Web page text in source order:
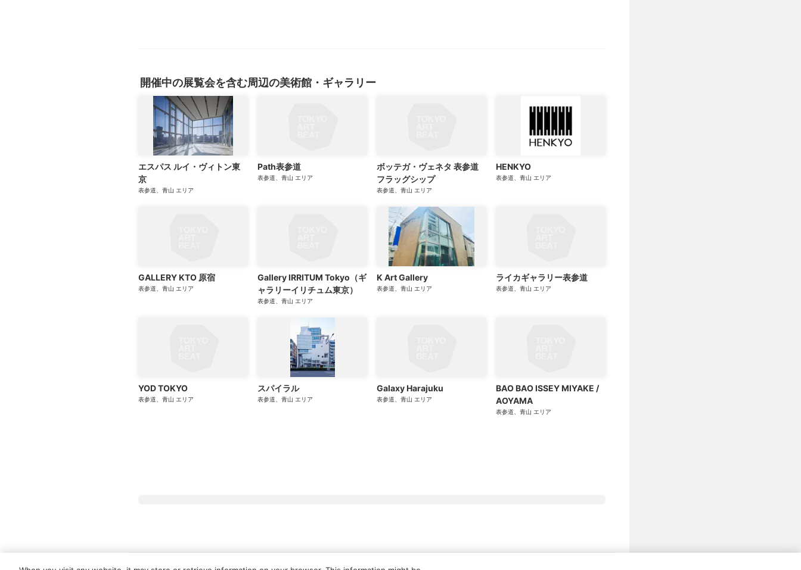
開催中の展覧会を含む周辺の美術館・ギャラリー
エスパス ルイ・ヴィトン東
京
表参道、青山 エリア
Path表参道
表参道、青山 エリア
ボッテガ・ヴェネタ 表参道
フラッグシップ
表参道、青山 エリア
HENKYO
表参道、青山 エリア
GALLERY KTO 原宿
表参道、青山 エリア
Gallery IRRITUM Tokyo（ギ
ャラリーイリチュム東京）
表参道、青山 エリア
K Art Gallery
表参道、青山 エリア
ライカギャラリー表参道
表参道、青山 エリア
YOD TOKYO
表参道、青山 エリア
スパイラル
表参道、青山 エリア
Galaxy Harajuku
表参道、青山 エリア
BAO BAO ISSEY MIYAKE /
AOYAMA
表参道、青山 エリア